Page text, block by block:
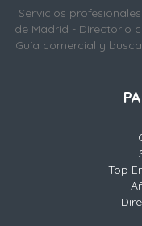
Servicios
de Madrid - Directorio
Guía comercial y
Top